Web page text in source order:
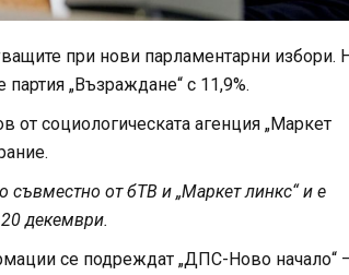
при нови парламентарни избори.
„Възраждане“ с 11,9%.
социологическата агенция „Маркет
съвместно от бТВ и „Маркет линкс“ и е
декември.
се подреждат „ДПС-Ново начало“